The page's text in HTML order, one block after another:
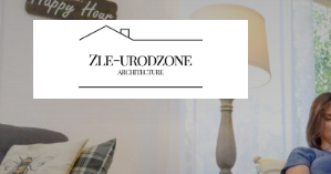
Skip